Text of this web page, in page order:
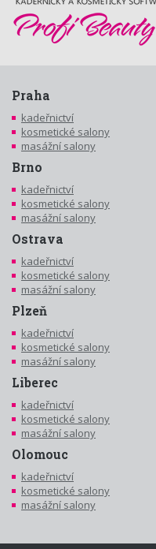
Praha
kadeřnictví
kosmetické salony
masážní salony
Brno
kadeřnictví
kosmetické salony
masážní salony
Ostrava
kadeřnictví
kosmetické salony
masážní salony
Plzeň
kadeřnictví
kosmetické salony
masážní salony
Liberec
kadeřnictví
kosmetické salony
masážní salony
Olomouc
kadeřnictví
kosmetické salony
masážní salony